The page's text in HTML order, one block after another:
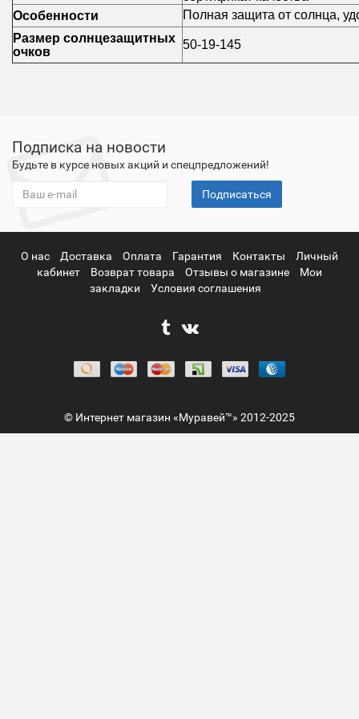
Особенности
Полная защита от солнца,
Размер солнцезащитных
очков
50-19-145
Подписка на новости
Будьте в курсе новых акций и спецпредложений!
Подписаться
О нас Доставка Оплата Гарантия Контакты
Личный
кабинет
Возврат товара Отзывы о магазине
Мои
закладки
Условия соглашения
© Интернет магазин «Муравей™» 2012-2025